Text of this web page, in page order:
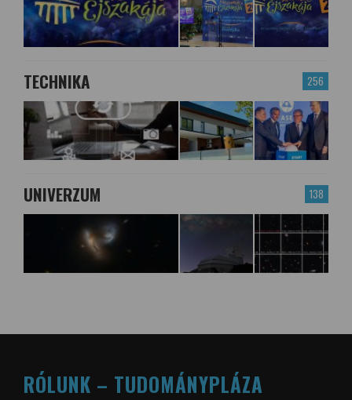
256
TECHNIKA
138
UNIVERZUM
RÓLUNK – TUDOMÁNYPLÁZA